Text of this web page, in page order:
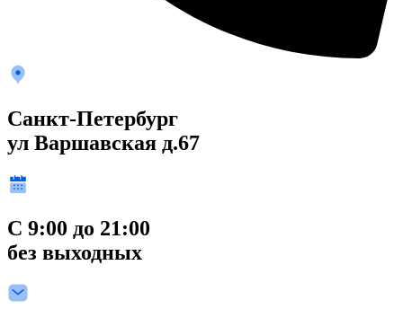
Санкт-Петербург
ул Варшавская д.67
С 9:00 до 21:00
без выходных